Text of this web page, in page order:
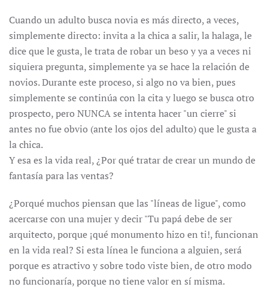
Cuando un adulto busca novia es más directo, a veces,
simplemente directo: invita a la chica a salir, la halaga, le
dice que le gusta, le trata de robar un beso y ya a veces ni
siquiera pregunta, simplemente ya se hace la relación de
novios. Durante este proceso, si algo no va bien, pues
simplemente se continúa con la cita y luego se busca otro
prospecto, pero NUNCA se intenta hacer "un cierre" si
antes no fue obvio (ante los ojos del adulto) que le gusta a
la chica.
Y esa es la vida real, ¿Por qué tratar de crear un mundo de
fantasía para las ventas?
¿Porqué muchos piensan que las "líneas de ligue", como
acercarse con una mujer y decir "Tu papá debe de ser
arquitecto, porque ¡qué monumento hizo en ti!, funcionan
en la vida real? Si esta línea le funciona a alguien, será
porque es atractivo y sobre todo viste bien, de otro modo
no funcionaría, porque no tiene valor en sí misma.